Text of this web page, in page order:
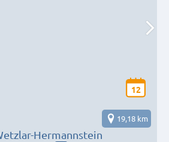
12
Hermannstein
19,18 km